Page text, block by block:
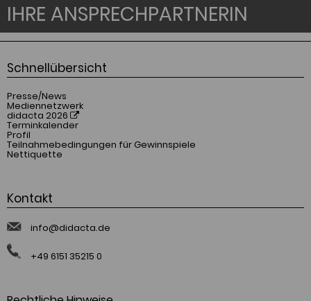
IHRE ANSPRECHPARTNERIN
Schnellübersicht
Presse/News
Mediennetzwerk
didacta 2026
Terminkalender
Profil
Teilnahmebedingungen für Gewinnspiele
Nettiquette
Kontakt
info@didacta.de
+49 6151 35215 0